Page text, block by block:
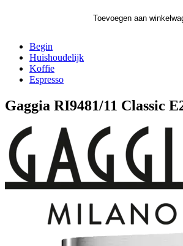
Toevoegen aan
Begin
Huishoudelijk
Koffie
Espresso
Gaggia RI9481/11 Classic